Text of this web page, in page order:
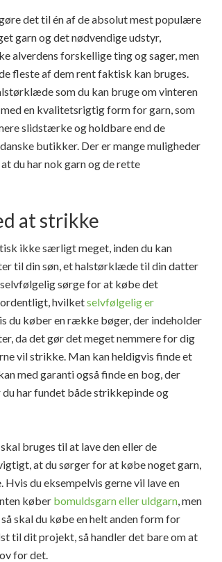
det til én af de absolut mest populære
garn og det nødvendige udstyr,
alverdens forskellige ting og sager, men
fleste af dem rent faktisk kan bruges.
som du kan bruge om vinteren
en kvalitetsrigtig form for garn, som
slidstærke og holdbare end de
butikker. Der er mange muligheder
du har nok garn og de rette
at strikke
ikke særligt meget, inden du kan
til din søn, et halstørklæde til din datter
sørge for at købe det
hvilketselvfølgelig er
du køber en række bøger, der indeholder
da det gør det meget nemmere for dig
vil strikke. Man kan heldigvis finde et
med garanti også finde en bog, der
har fundet både strikkepinde og
bruges til at lave den eller de
at du sørger for at købe noget garn,
Hvis du eksempelvis gerne vil lave en
køber bomuldsgarn eller uldgarn, men
skal du købe en helt anden form for
til dit projekt, så handler det bare om at
for det.